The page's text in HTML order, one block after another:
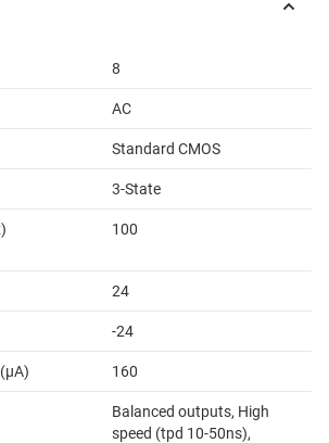
8
AC
Standard CMOS
3-State
100
24
-24
160
Balanced outputs, High
speed (tpd 10-50ns),